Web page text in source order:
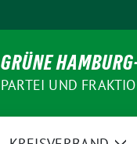
GRÜNE
PARTEI UND